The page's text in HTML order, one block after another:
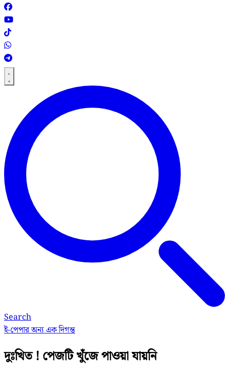
Search
ই-পেপারঅন্য এক দিগন্ত
দুঃখিত ! পেজটি খুঁজে পাওয়া যায়নি